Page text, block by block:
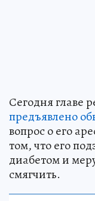
Сегодня главе
предъявлено
вопрос о его
том, что его
диабетом и
смягчить.